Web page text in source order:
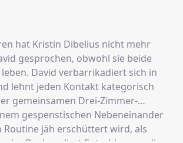
hat Kristin Dibelius nicht mehr
gesprochen, obwohl sie beide
David verbarrikadiert sich in
lehnt jeden Kontakt kategorisch
gemeinsamen Drei-Zimmer-
gespenstischen Nebeneinander
Routine jäh erschüttert wird, als